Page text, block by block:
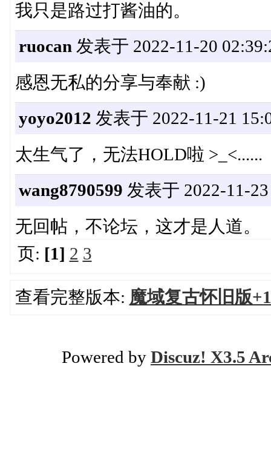
我只是路过打酱油的。
ruocan 发表于 2022-11-20
感恩无私的分享与奉献 :)
yoyo2012 发表于 2022-11-21
太生气了，无法HOLD啦 >_<......
wang8790599 发表于 2022-11-
无回帖，不论坛，这才是人道。
页: [1] 2 3
查看完整版本: 魔域复古怀旧版
Powered by Discuz! X3.5